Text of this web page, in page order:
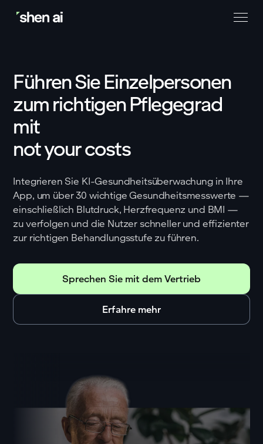
Führen Sie Einzelpersonen
zum richtigen Pflegegrad
mit
not your costs
Integrieren Sie KI-Gesundheitsüberwachung in Ihre
App, um über 30 wichtige Gesundheitsmesswerte —
einschließlich Blutdruck, Herzfrequenz und BMI —
zu verfolgen und die Nutzer schneller und effizienter
zur richtigen Behandlungsstufe zu führen.
Sprechen Sie mit dem Vertrieb
Erfahre mehr